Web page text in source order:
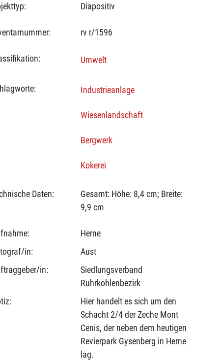
Diapositiv
rv r/1596
Umwelt
Industrieanlage
Wiesenlandschaft
Bergwerk
Kokerei
Daten:
Gesamt: Höhe: 8,4 cm; Breite:
9,9 cm
Herne
in:
Aust
in:
Siedlungsverband
Ruhrkohlenbezirk
Hier handelt es sich um den
Schacht 2/4 der Zeche Mont
Cenis, der neben dem heutigen
Revierpark Gysenberg in Herne
lag.